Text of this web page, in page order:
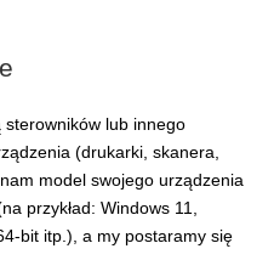
lub innego
(drukarki, skanera,
model swojego urządzenia
przykład: Windows 11,
bit itp.), a my postaramy się